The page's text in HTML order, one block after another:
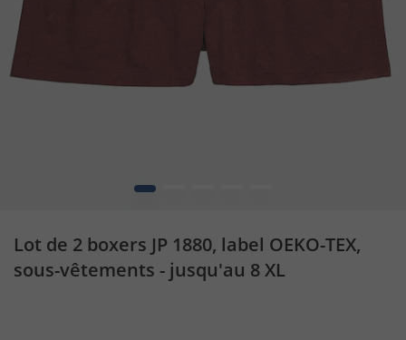
1
Lot de 2 boxers JP 1880, label OEKO-TEX,
sous-vêtements - jusqu'au 8 XL